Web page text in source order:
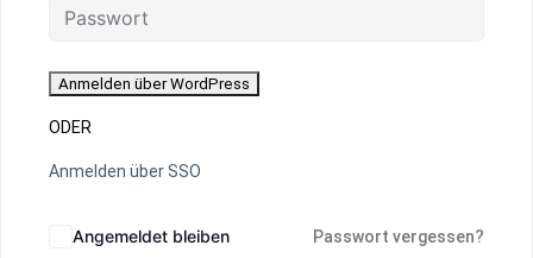
ODER
Anmelden über SSO
Angemeldet bleiben Passwort vergessen?